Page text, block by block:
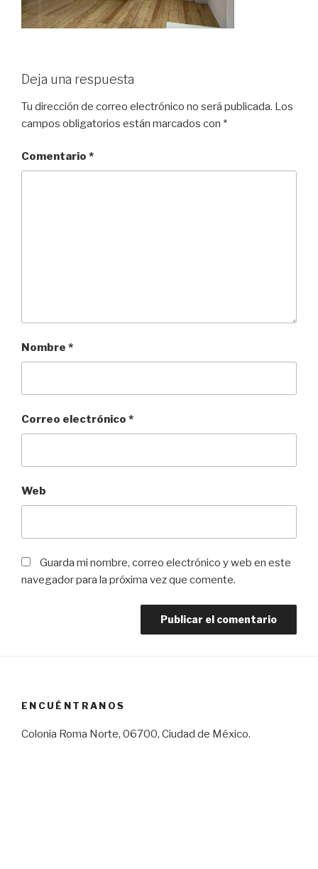
Deja una respuesta
Tu dirección de correo electrónico no será publicada. Los
campos obligatorios están marcados con *
Comentario *
Nombre *
Correo electrónico *
Web
Guarda mi nombre, correo electrónico y web en este
navegador para la próxima vez que comente.
ENCUÉNTRANOS
Colonia Roma Norte, 06700, Ciudad de México.